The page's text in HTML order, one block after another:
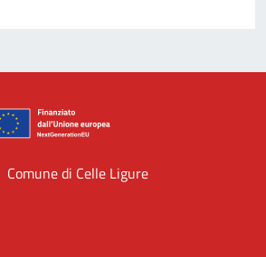
Comune di Celle Ligure